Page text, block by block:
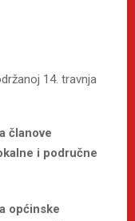
14. travnja
članove
i područne
općinske